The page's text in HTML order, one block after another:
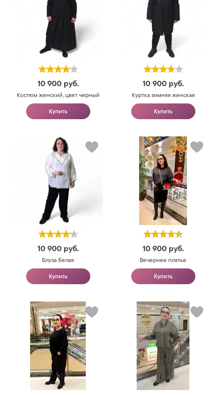
10 900 руб.
Костюм женский, цвет черный
Купить
10 900 руб.
Куртка зимняя женская
Купить
10 900 руб.
Блуза белая
Купить
10 900 руб.
Вечернее платье
Купить